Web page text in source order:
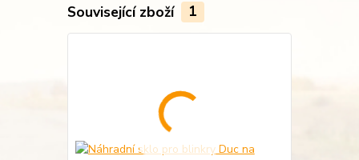
Související zboží 1